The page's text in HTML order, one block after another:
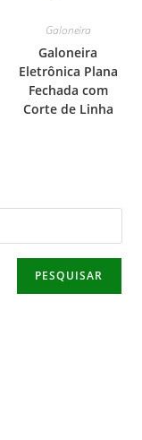
Galoneira
Galoneira
Eletrônica Plana
Fechada com
Corte de Linha
PESQUISAR